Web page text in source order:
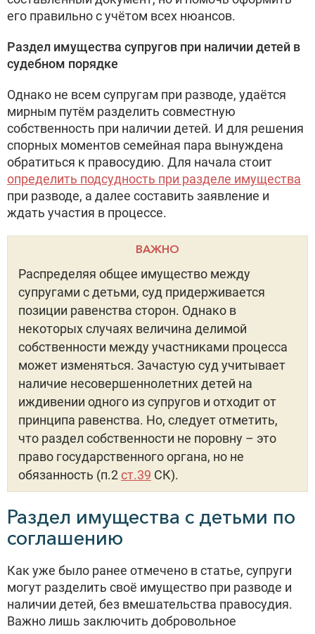
его правильно с учётом всех нюансов.
Раздел имущества супругов при наличии детей в
судебном порядке
Однако не всем супругам при разводе, удаётся
мирным путём разделить совместную
собственность при наличии детей. И для решения
спорных моментов семейная пара вынуждена
обратиться к правосудию. Для начала стоит
определить подсудность при разделе имущества
при разводе, а далее составить заявление и
ждать участия в процессе.
ВАЖНО
Распределяя общее имущество между
супругами с детьми, суд придерживается
позиции равенства сторон. Однако в
некоторых случаях величина делимой
собственности между участниками процесса
может изменяться. Зачастую суд учитывает
наличие несовершеннолетних детей на
иждивении одного из супругов и отходит от
принципа равенства. Но, следует отметить,
что раздел собственности не поровну – это
право государственного органа, но не
обязанность (п.2ст.39 СК).
Раздел имущества с детьми по
соглашению
Как уже было ранее отмечено в статье, супруги
могут разделить своё имущество при разводе и
наличии детей, без вмешательства правосудия.
Важно лишь заключить добровольное